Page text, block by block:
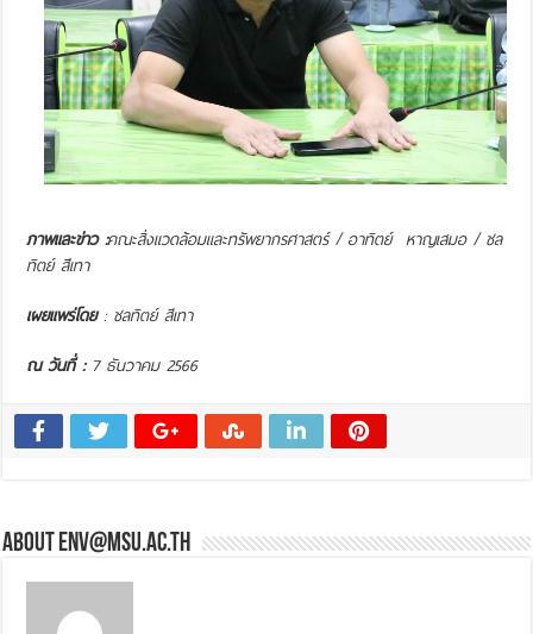
ภาพและข่าว :คณะสิ่งแวดล้อมและทรัพยากรศาสตร์ / อาทิตย์ หาญเสมอ / ชล
ทิตย์ สีิเทา
เผยแพร่โดย: ชลทิตย์ สีเทา
ณ วันที่ :7 ธันวาคม 2566
About env@msu.ac.th